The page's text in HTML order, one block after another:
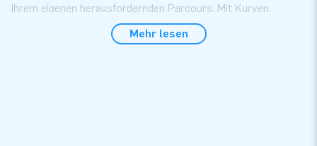
ihrem eigenen herausfordernden Parcours. Mit Kurven,
Hindernissen und überraschenden Elementen bietet jedes
Loch eine spannende Herausforderung. Der Kunstrasen und
Mehr lesen